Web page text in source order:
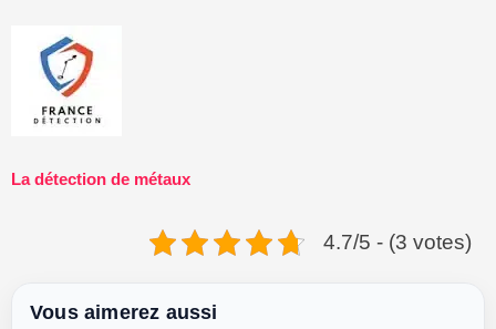
La détection de métaux
4.7/5 - (3 votes)
Vous aimerez aussi